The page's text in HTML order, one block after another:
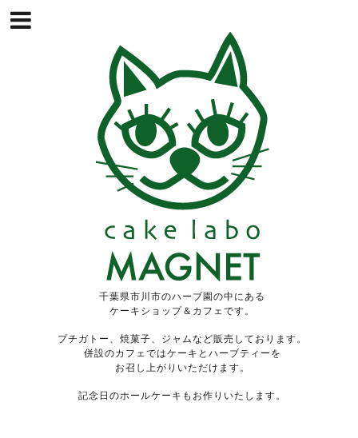
千葉県市川市のハーブ園の中にある
ケーキショップ＆カフェです。
プチガトー、焼菓子、ジャムなど販売しております。
併設のカフェではケーキとハーブティーを
お召し上がりいただけます。
記念日のホールケーキもお作りいたします。